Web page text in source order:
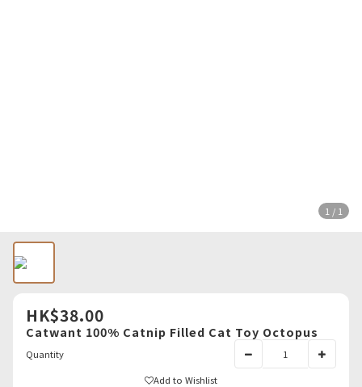
1 / 1
HK$38.00
Catwant 100% Catnip Filled Cat Toy Octopus
Quantity
Add to Wishlist